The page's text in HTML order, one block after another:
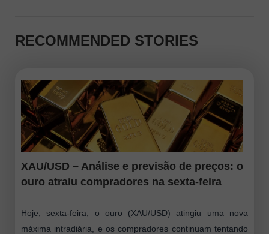
RECOMMENDED STORIES
XAU/USD – Análise e previsão de preços: o
ouro atraiu compradores na sexta-feira
Hoje, sexta-feira, o ouro (XAU/USD) atingiu uma nova
máxima intradiária, e os compradores continuam tentando